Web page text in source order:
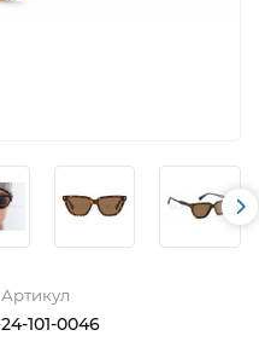
Артикул
24-101-0046